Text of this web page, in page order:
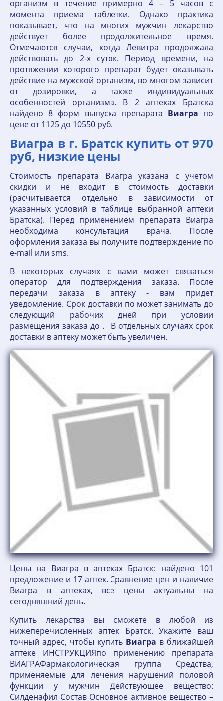
организм в течение примерно 4 – 5 часов с
момента приема таблетки. Однако практика
показывает, что на многих мужчин лекарство
действует более продолжительное время.
Отмечаются случаи, когда Левитра продолжала
действовать до 2-х суток. Период времени, на
протяжении которого препарат будет оказывать
действие на мужской организм, во многом зависит
от дозировки, а также индивидуальных
особенностей организма. В 2 аптеках Братска
найдено 8 форм выпуска препарата Виагра по
цене от 1125 до 10550 руб.
Виагра в г. Братск купить от 970
руб, низкие цены
Стоимость препарата Виагра указана с учетом
скидки и не входит в стоимость доставки
(расчитывается отдельно в зависимости от
указанных условий в таблице выбранной аптеки
Братска). Перед применением препарата Виагра
необходима консультация врача. После
оформления заказа вы получите подтверждение по
е-mail или sms.
В некоторых случаях с вами может связаться
оператор для подтверждения заказа. После
передачи заказа в аптеку - вам придет
уведомление. Срок доставки по может занимать до
следующий рабочих дней при условии
размещения заказа до . В отдельных случаях срок
доставки в аптеку может быть увеличен.
Цены на Виагра в аптеках Братск: найдено 101
предложение и 17 аптек. Сравнение цен и наличие
Виагра в аптеках, все цены актуальны на
сегодняшний день.
Купить лекарства вы сможете в любой из
нижеперечисленных аптек Братск. Укажите ваш
точный адрес, чтобы купить Виагра в ближайшей
аптеке ИНСТРУКЦИЯпо применению препарата
ВИАГРАФармакологическая группа Средства,
применяемые для лечения нарушений половой
функции у мужчин Действующее вещество:
Силденафил Состав Основное активное вещество –